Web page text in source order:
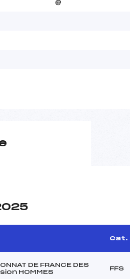
@
Cat.
DE FRANCE DES
HOMMES
FFS